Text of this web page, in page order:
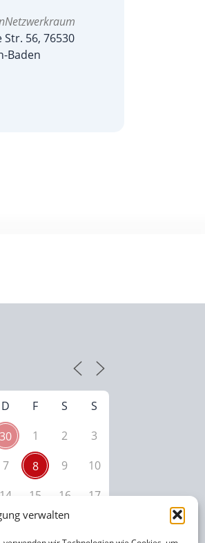
verwalten
Str. 56, 76530
Baden
D F S
S
30 1 2
3
7 8 9
10
14 15 16
17
21